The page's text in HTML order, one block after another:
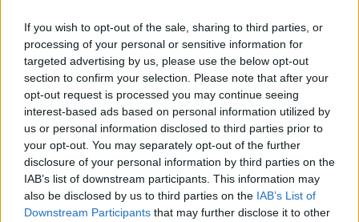
If you wish to opt-out of the sale, sharing to third parties, or
processing of your personal or sensitive information for
targeted advertising by us, please use the below opt-out
section to confirm your selection. Please note that after your
opt-out request is processed you may continue seeing
interest-based ads based on personal information utilized by
us or personal information disclosed to third parties prior to
your opt-out. You may separately opt-out of the further
disclosure of your personal information by third parties on the
IAB’s list of downstream participants. This information may
also be disclosed by us to third parties on the IAB’s List of
Downstream Participants that may further disclose it to other
ΑΠΌ E-PTOLEMEOS TEAM 4 ΑΥΓΟΎΣΤΟΥ 2026, 7:08 ΜΜ
ΠΕΡΙΣΣΌΤΕΡΑDETAILS